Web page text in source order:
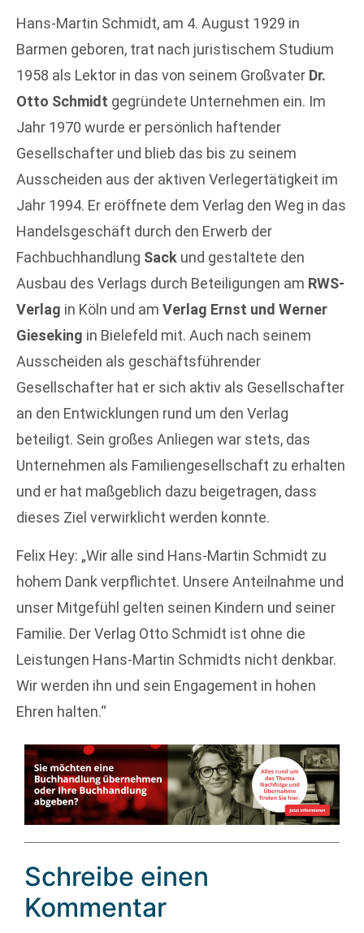
Hans-Martin Schmidt, am 4. August 1929 in
Barmen geboren, trat nach juristischem Studium
1958 als Lektor in das von seinem Großvater Dr.
Otto Schmidt gegründete Unternehmen ein. Im
Jahr 1970 wurde er persönlich haftender
Gesellschafter und blieb das bis zu seinem
Ausscheiden aus der aktiven Verlegertätigkeit im
Jahr 1994. Er eröffnete dem Verlag den Weg in das
Handelsgeschäft durch den Erwerb der
Fachbuchhandlung Sack und gestaltete den
Ausbau des Verlags durch Beteiligungen am RWS-
Verlag in Köln und am Verlag Ernst und Werner
Gieseking in Bielefeld mit. Auch nach seinem
Ausscheiden als geschäftsführender
Gesellschafter hat er sich aktiv als Gesellschafter
an den Entwicklungen rund um den Verlag
beteiligt. Sein großes Anliegen war stets, das
Unternehmen als Familiengesellschaft zu erhalten
und er hat maßgeblich dazu beigetragen, dass
dieses Ziel verwirklicht werden konnte.
Felix Hey: „Wir alle sind Hans-Martin Schmidt zu
hohem Dank verpflichtet. Unsere Anteilnahme und
unser Mitgefühl gelten seinen Kindern und seiner
Familie. Der Verlag Otto Schmidt ist ohne die
Leistungen Hans-Martin Schmidts nicht denkbar.
Wir werden ihn und sein Engagement in hohen
Ehren halten.“
Schreibe einen
Kommentar